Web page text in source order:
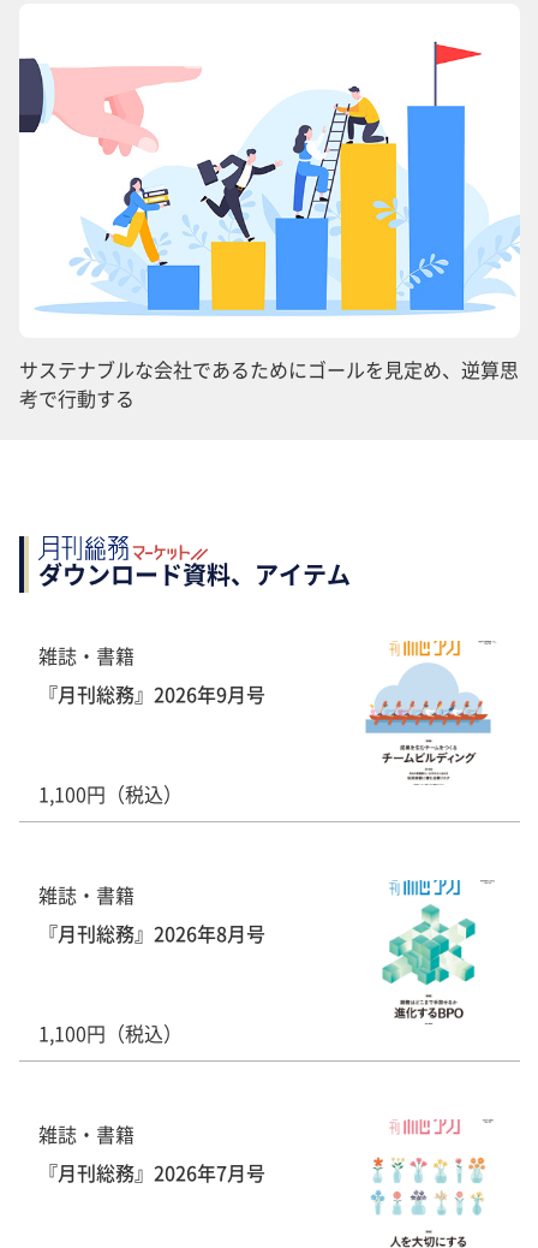
サステナブルな会社であるためにゴールを見定め、逆算思
考で行動する
ダウンロード資料、アイテム
雑誌・書籍
『月刊総務』2026年9月号
1,100円（税込）
雑誌・書籍
『月刊総務』2026年8月号
1,100円（税込）
雑誌・書籍
『月刊総務』2026年7月号